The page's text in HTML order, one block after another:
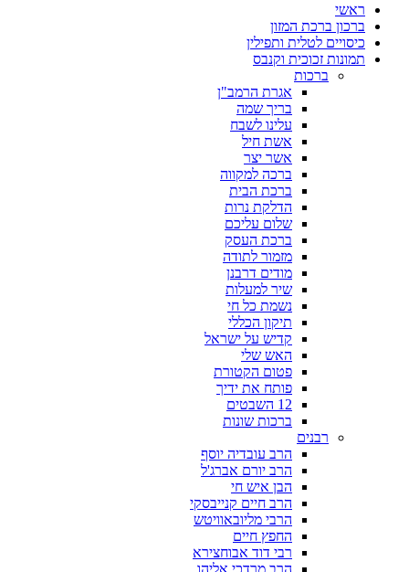
ראשי
ברכון ברכת המזון
כיסויים לטלית ותפילין
תמונות זכוכית וקנבס
ברכות
אגרת הרמב"ן
בריך שמה
עלינו לשבח
אשת חיל
אשר יצר
ברכה למקווה
ברכת הבית
הדלקת נרות
שלום עליכם
ברכת העסק
מזמור לתודה
מודים דרבנן
שיר למעלות
נשמת כל חי
תיקון הכללי
קדיש על ישראל
האש שלי
פטום הקטורת
פותח את ידיך
12 השבטים
ברכות שונות
רבנים
הרב עובדיה יוסף
הרב יורם אברג'ל
הבן איש חי
הרב חיים קנייבסקי
הרבי מליובאוויטש
החפץ חיים
רבי דוד אבוחצירא
הרב מרדכי אליהו